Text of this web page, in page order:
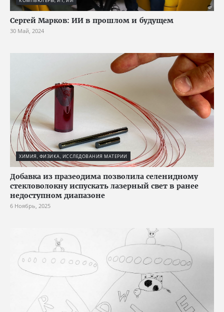
Сергей Марков: ИИ в прошлом и будущем
30 Май, 2024
ХИМИЯ, ФИЗИКА, ИССЛЕДОВАНИЯ МАТЕРИИ
Добавка из празеодима позволила селенидному
стекловолокну испускать лазерный свет в ранее
недоступном диапазоне
6 Ноябрь, 2025